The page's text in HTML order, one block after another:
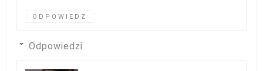
ODPOWIEDZ
Odpowiedzi